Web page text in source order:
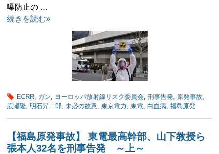
曝防止の …
続きを読む»
ECRR, ガン, ヨーロッパ放射線リスク委員会, 刑事告発, 原発事故,
広瀬隆, 明石昇二郎, 未必の故意, 東京電力 , 東電, 白血病, 福島原発
【福島原発事故】 東電最高幹部、山下教授ら
張本人32名を刑事告発 ～上～